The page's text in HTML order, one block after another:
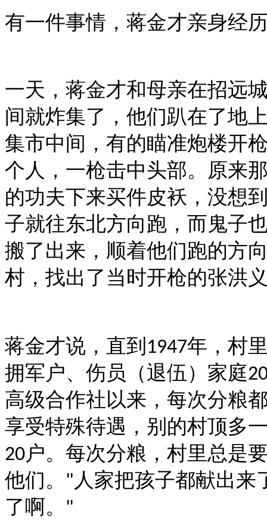
有一件事情，蒋金才亲身经
一天，蒋金才和母亲在招远
间就炸集了，他们趴在了地
集市中间，有的瞄准炮楼开
个人，一枪击中头部。原来
的功夫下来买件皮袄，没想
子就往东北方向跑，而鬼子
搬了出来，顺着他们跑的方
村，找出了当时开枪的张洪
蒋金才说，直到 1947年，村
拥军户、伤员（退伍）家庭
高级合作社以来，每次分粮
享受特殊待遇，别的村顶多
20户。每次分粮，村里总是
他们。
" 人家把孩子都献出来
了啊。
"